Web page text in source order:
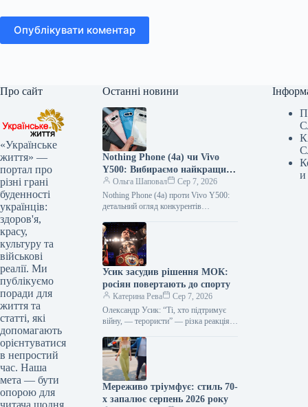
Опублікувати коментар
Про сайт
«Українське
життя» —
портал про
різні грані
буденності
українців:
здоров'я,
красу,
культуру та
військові
реалії. Ми
публікуємо
поради для
життя та
статті, які
допомагають
орієнтуватися
в непростий
час. Наша
мета — бути
опорою для
Останні новини
Nothing Phone (4a) чи Vivo
Y500: Вибираємо найкращий
Android-смартфон середнього
класу
Ольга Шаповал
Сер 7, 2026
Nothing Phone (4a) проти Vivo Y500:
детальний огляд конкурентів
з’являються нові цікаві пропозиції, які
вражають…
Усик засудив рішення МОК:
росіян повертають до спорту
Катерина Рева
Сер 7, 2026
Олександр Усик: “Ті, хто підтримує
війну, — терористи” — різка реакція
Видатний український боксер,
чемпіон…
Мереживо тріумфує: стиль 70-
х запалює серпень 2026 року
и